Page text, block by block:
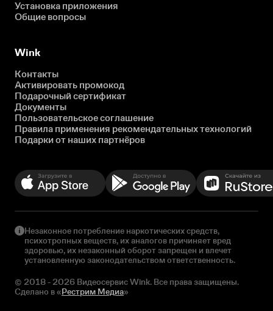
Установка приложения
Общие вопросы
Wink
Контакты
Активировать промокод
Подарочный сертификат
Документы
Пользовательское соглашение
Правила применения рекомендательных технологий
Подарки от наших партнёров
Незаконное потребление наркотических средств,
психотропных веществ, их аналогов причиняет вред
здоровью, их незаконный оборот запрещен и влечет
установленную законодательством ответственность.
© 2018 - 2026 Видеосервис Wink. Все права защищены.
Сделано в «Рестрим Медиа»